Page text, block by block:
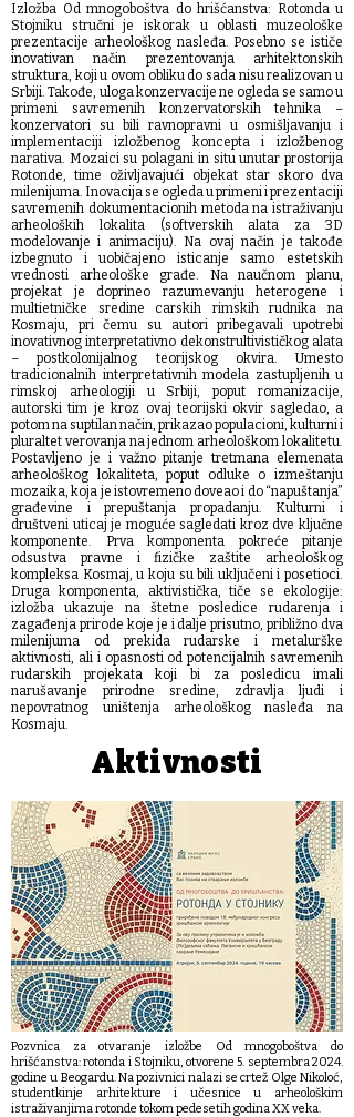
Izložba Od mnogoboštva do hrišćanstva: Rotonda u
Stojniku stručni je iskorak u oblasti muzeološke
prezentacije arheološkog nasleđa. Posebno se ističe
inovativan način prezentovanja arhitektonskih
struktura, koji u ovom obliku do sada nisu realizovan u
Srbiji. Takođe, uloga konzervacije ne ogleda se samo u
primeni savremenih konzervatorskih tehnika –
konzervatori su bili ravnopravni u osmišljavanju i
implementaciji izložbenog koncepta i izložbenog
narativa. Mozaici su polagani in situ unutar prostorija
Rotonde, time oživljavajući objekat star skoro dva
milenijuma. Inovacija se ogleda u primeni i prezentaciji
savremenih dokumentacionih metoda na istraživanju
arheoloških lokalita (softverskih alata za 3D
modelovanje i animaciju). Na ovaj način je takođe
izbegnuto i uobičajeno isticanje samo estetskih
vrednosti arheološke građe. Na naučnom planu,
projekat je doprineo razumevanju heterogene i
multietničke sredine carskih rimskih rudnika na
Kosmaju, pri čemu su autori pribegavali upotrebi
inovativnog interpretativno dekonstrultivističkog alata
– postkolonijalnog teorijskog okvira. Umesto
tradicionalnih interpretativnih modela zastupljenih u
rimskoj arheologiji u Srbiji, poput romanizacije,
autorski tim je kroz ovaj teorijski okvir sagledao, a
potom na suptilan način, prikazao populacioni, kulturni i
pluraltet verovanja na jednom arheološkom lokalitetu.
Postavljeno je i važno pitanje tretmana elemenata
arheološkog lokaliteta, poput odluke o izmeštanju
mozaika, koja je istovremeno doveao i do “napuštanja”
građevine i prepuštanja propadanju. Kulturni i
društveni uticaj je moguće sagledati kroz dve ključne
komponente. Prva komponenta pokreće pitanje
odsustva pravne i fizičke zaštite arheološkog
kompleksa Kosmaj, u koju su bili uključeni i posetioci.
Druga komponenta, aktivistička, tiče se ekologije:
izložba ukazuje na štetne posledice rudarenja i
zagađenja prirode koje je i dalje prisutno, približno dva
milenijuma od prekida rudarske i metalurške
aktivnosti, ali i opasnosti od potencijalnih savremenih
rudarskih projekata koji bi za posledicu imali
narušavanje prirodne sredine, zdravlja ljudi i
nepovratnog uništenja arheološkog nasleđa na
Kosmaju.
Aktivnosti
Pozvnica za otvaranje izložbe Od mnogoboštva do
hrišćanstva: rotonda i Stojniku, otvorene 5. septembra 2024.
godine u Beogardu. Na pozivnici nalazi se crtež Olge Nikoloć,
studentkinje arhitekture i učesnice u arheološkim
istraživanjima rotonde tokom pedesetih godina XX veka.